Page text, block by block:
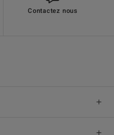
Contactez nous